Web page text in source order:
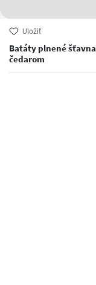
Uložiť
Batáty plnené
čedarom